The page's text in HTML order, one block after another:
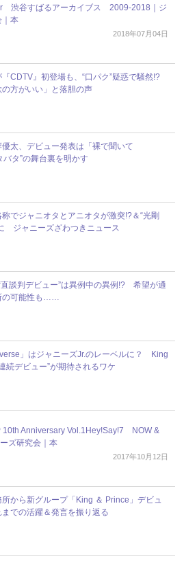
渋谷すばるアーカイブス 2009-2018｜ジ
｜本
2018年07月04日
CDTV』初登場も、“口パク”疑惑で騒然!?
の方がいい」と落胆の声
太、デビュー発表は「裸で聞いて
タ”の舞台裏を明かす
称でジャニオタとアニオタが激突!?＆“光剛
ジャニーズざわつきニュース
直談判デビュー”は異例中の異例!? 希望が通
の可能性も……
」はジャニーズJr.のレーベルに？ King
続デビュー”が期待されるワケ
10th Anniversary Vol.1Hey!Say!7 NOW &
ズ研究会｜本
2017年10月12日
から新グループ「King ＆ Prince」デビュ
での活躍＆発言を振り返る